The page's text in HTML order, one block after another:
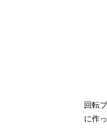
回転
に作